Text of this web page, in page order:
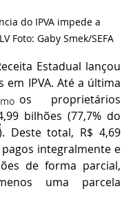
do IPVA impede a
Foto: Gaby Smek/SEFA
Estadual lançou
em IPVA. Até a última
os proprietários
bilhões (77,7% do
Deste total, R$ 4,69
integralmente e
de forma parcial,
uma parcela